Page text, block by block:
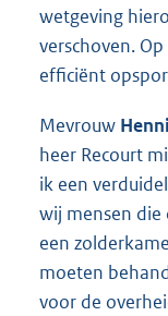
wetgeving
verschoven.
efficiënt
Mevrouw
heer Recourt
ik een
wij mensen
een
moeten
voor de